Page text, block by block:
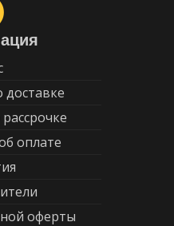
оплате
оферты